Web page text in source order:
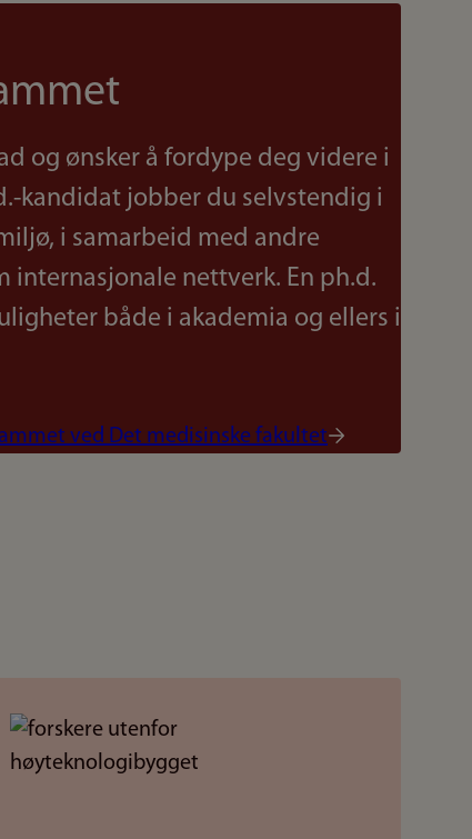
og ønsker å fordype deg videre i
kandidat jobber du selvstendig i
i samarbeid med andre
internasjonale nettverk. En ph.d.
både i akademia og ellers i
ved Det medisinske fakultet